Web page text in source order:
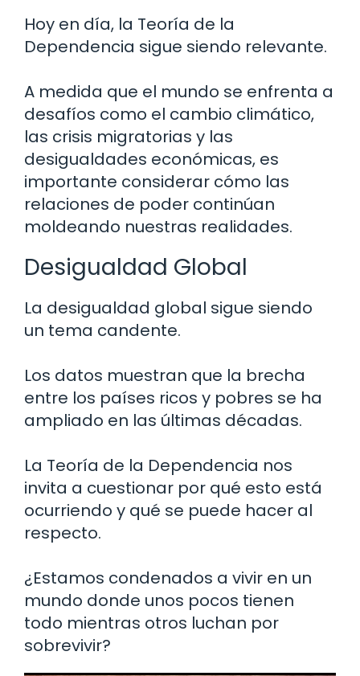
Hoy en día, la Teoría de la
Dependencia sigue siendo relevante.
A medida que el mundo se enfrenta a
desafíos como el cambio climático,
las crisis migratorias y las
desigualdades económicas, es
importante considerar cómo las
relaciones de poder continúan
moldeando nuestras realidades.
Desigualdad Global
La desigualdad global sigue siendo
un tema candente.
Los datos muestran que la brecha
entre los países ricos y pobres se ha
ampliado en las últimas décadas.
La Teoría de la Dependencia nos
invita a cuestionar por qué esto está
ocurriendo y qué se puede hacer al
respecto.
¿Estamos condenados a vivir en un
mundo donde unos pocos tienen
todo mientras otros luchan por
sobrevivir?